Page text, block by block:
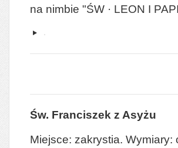
na nimbie "ŚW · LEON I
Św. Franciszek z Asyżu
Miejsce: zakrystia. Wymiary: